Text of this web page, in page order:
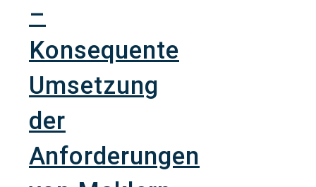
–
Konsequente
Umsetzung
der
Anforderungen